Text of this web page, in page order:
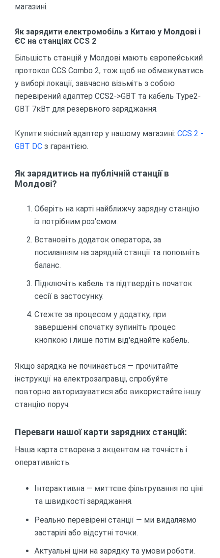
магазині.
Як зарядити електромобіль з Китаю у Молдові і
ЄС на станціях CCS 2
Більшість станцій у Молдові мають європейський
протокол CCS Combo 2, тож щоб не обмежуватись
у виборі локації, завчасно візьміть з собою
перевірений адаптер CCS2->GBT та кабель Type2-
GBT 7кВт для резервного заряджання.
Купити якісний адаптер у нашому магазині: CCS 2 -
GBT DC з гарантією.
Як зарядитись на публічній станції в
Молдові?
Оберіть на карті найближчу зарядну станцію
із потрібним роз'ємом.
Встановіть додаток оператора, за
посиланням на зарядній станції та поповніть
баланс.
Підключіть кабель та підтвердіть початок
сесії в застосунку.
Стежте за процесом у додатку, при
завершенні спочатку зупиніть процес
кнопкою і лише потім від'єднайте кабель.
Якщо зарядка не починається — прочитайте
інструкції на електрозаправці, спробуйте
повторно авторизуватися або використайте іншу
станцію поруч.
Переваги нашої карти зарядних станцій:
Наша карта створена з акцентом на точність і
оперативність:
Інтерактивна — миттєве фільтрування по ціні
та швидкості заряджання.
Реально перевірені станції — ми видаляємо
застарілі або відсутні точки.
Актуальні ціни на зарядку та умови роботи.